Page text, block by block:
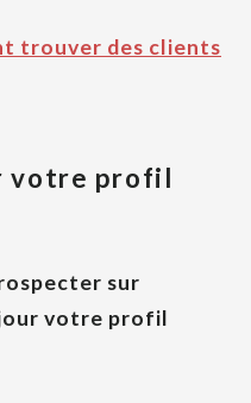
trouver des clients
votre profil
sur
votre profil